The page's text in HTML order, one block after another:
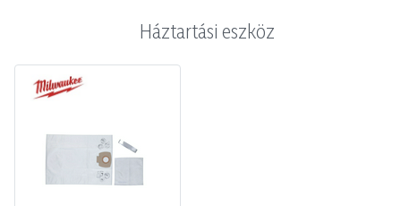
Háztartási eszköz